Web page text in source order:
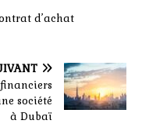
d’achat
société
à Dubaï